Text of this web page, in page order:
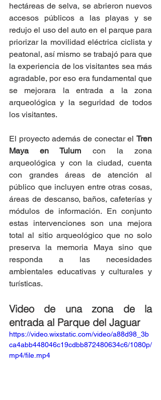
hectáreas de selva, se abrieron nuevos
accesos públicos a las playas y se
redujo el uso del auto en el parque para
priorizar la movilidad eléctrica ciclista y
peatonal, así mismo se trabajó para que
la experiencia de los visitantes sea más
agradable, por eso era fundamental que
se mejorara la entrada a la zona
arqueológica y la seguridad de todos
los visitantes.
El proyecto además de conectar el Tren
Maya en Tulum con la zona
arqueológica y con la ciudad, cuenta
con grandes áreas de atención al
público que incluyen entre otras cosas,
áreas de descanso, baños, cafeterías y
módulos de información. En conjunto
estas intervenciones son una mejora
total al sitio arqueológico que no solo
preserva la memoria Maya sino que
responda a las necesidades
ambientales educativas y culturales y
turísticas.
Video de una zona de la
entrada al Parque del Jaguar
https://video.wixstatic.com/video/a88d98_3b
ca4abb448046c19cdbb872480634c6/1080p/
mp4/file.mp4